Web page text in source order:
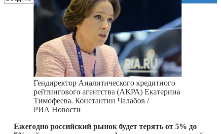
Гендиректор Аналитического кредитного
рейтингового агентства (АКРА) Екатерина
Тимофеева. Константин Чалабов /
РИА Новости
Ежегодно российский рынок будет терять от 5% до